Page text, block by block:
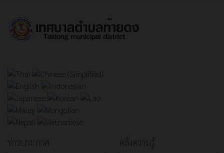
ข่าวประกาศ คลังความรู้